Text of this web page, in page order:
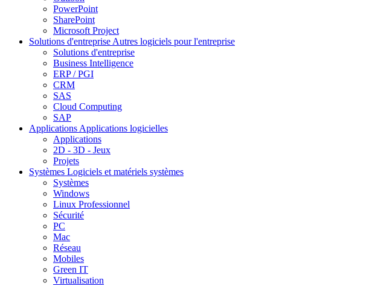
PowerPoint
SharePoint
Microsoft Project
Solutions d'entreprise Autres logiciels pour l'entreprise
Solutions d'entreprise
Business Intelligence
ERP / PGI
CRM
SAS
Cloud Computing
SAP
Applications Applications logicielles
Applications
2D - 3D - Jeux
Projets
Systèmes Logiciels et matériels systèmes
Systèmes
Windows
Linux Professionnel
Sécurité
PC
Mac
Réseau
Mobiles
Green IT
Virtualisation